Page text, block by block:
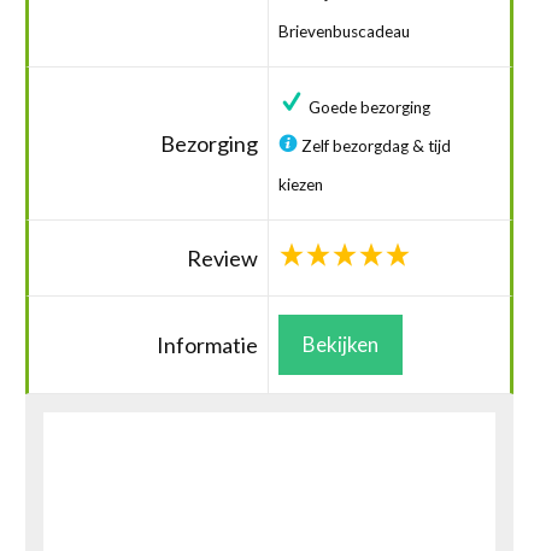
Brievenbuscadeau
Bezorging
Goede bezorging
Zelf bezorgdag & tijd
kiezen
Review
Informatie Bekijken